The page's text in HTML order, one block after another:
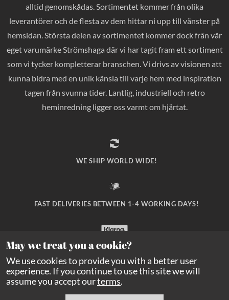
alltid genomskådas. Sortimentet kommer från olika
leverantörer och de flesta av dem hittar ni upp till vänster på
hemsidan. Största delen av sortimentet kommer dock från vår
eget varumärke Strömshaga där vi har tagit fram ett sortiment
som vi tycker kompletterar branschen. Vi drivs av visionen att
kunna bidra med en unik känsla till varje hem med inspiration
tagen från svunna tider. Lantlig, industriell och retro
heminredning ligger oss varmt om hjärtat.
WE SHIP WORLD WIDE!
FAST DELIVERIES BETWEEN 1-4 WORKING DAYS!
SAFE PAYMENT WITH KLARNA CHECKOUT!
May we treat you a cookie?
We use cookies to provide you with a better user
experience. If you continue to use this site we will
assume you accept ourterms.